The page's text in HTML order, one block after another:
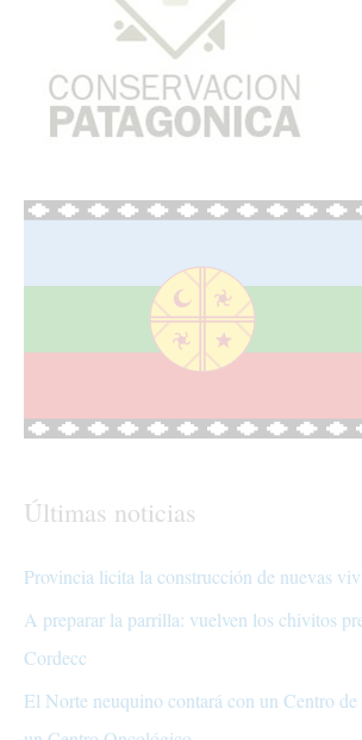
Últimas noticias
Provincia licita la construcción de nuevas
A preparar la parrilla: vuelven los chivitos
Cordecc
El Norte neuquino contará con un Centro